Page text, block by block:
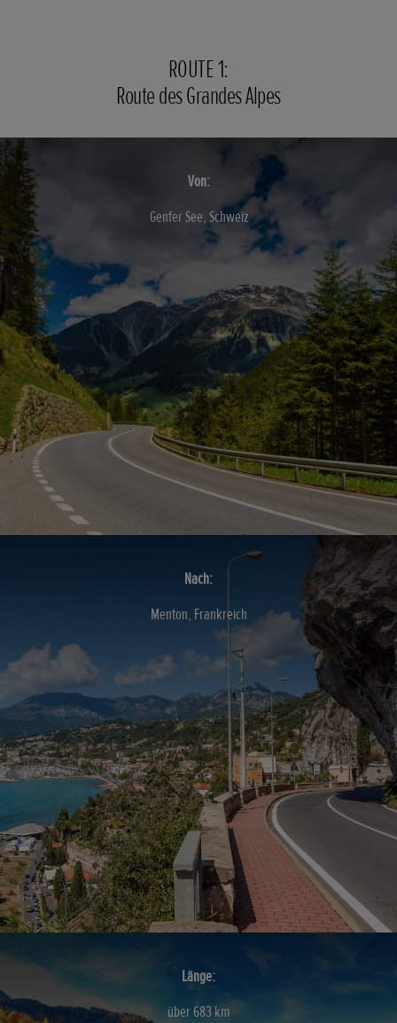
ROUTE 1:
Route des Grandes Alpes
Von:
Genfer See, Schweiz
Nach:
Menton, Frankreich
Länge:
über 683 km